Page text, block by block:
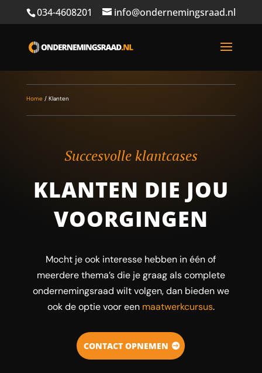
034-4608201 info@ondernemingsraad.nl
Home/ Klanten
Succesvolle klantcases
KLANTEN DIE JOU
VOORGINGEN
Mocht je ook interesse hebben in één of
meerdere thema’s die je graag als complete
ondernemingsraad wilt volgen, dan bieden we
ook de optie voor een maatwerkcursus.
CONTACT OPNEMEN